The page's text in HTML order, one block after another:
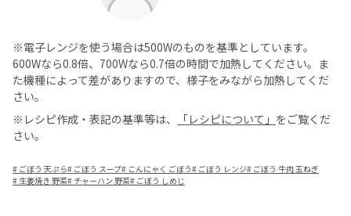
※電子レンジを使う場合は500Wのものを基準としています。
600Wなら0.8倍、700Wなら0.7倍の時間で加熱してください。ま
た機種によって差がありますので、様子をみながら加熱してくだ
さい。
※レシピ作成・表記の基準等は、
「レシピについて」 をご覧くだ
さい。
# ごぼう 天ぷら# ごぼう スープ# こんにゃく ごぼう# ごぼう レンジ# ごぼう 牛肉 玉ねぎ
# 生姜焼き 野菜# チャーハン 野菜# ごぼう しめじ